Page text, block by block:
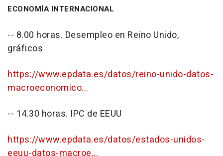
ECONOMÍA INTERNACIONAL
-- 8.00 horas. Desempleo en Reino Unido,
gráficos
https://www.epdata.es/datos/reino-unido-datos-
macroeconomico...
-- 14.30 horas. IPC de EEUU
https://www.epdata.es/datos/estados-unidos-
eeuu-datos-macroe...